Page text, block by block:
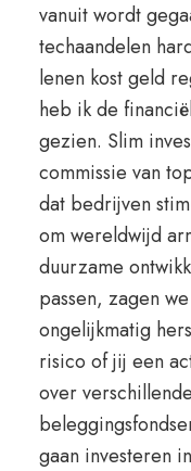
vanuit wordt
techaandelen
lenen kost geld
heb ik de
gezien. Slim
commissie van
dat bedrijven
om wereldwijd
duurzame
passen, zagen
ongelijkmatig
risico of jij een
over
gaan investeren